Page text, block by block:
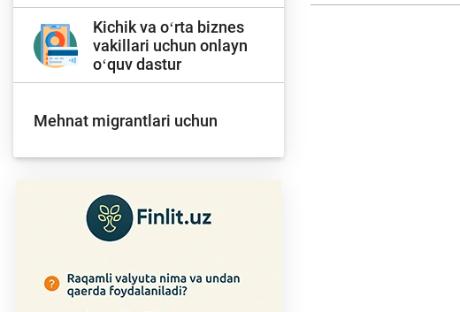
Kichik va oʻrta biznes
vakillari uchun onlayn
oʻquv dastur
Mehnat migrantlari uchun